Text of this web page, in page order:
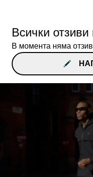
Всички отзиви
В момента няма